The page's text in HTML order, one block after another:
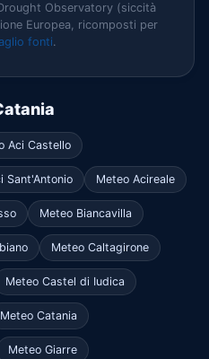
Observatory (siccità
Europea, ricomposti per
fonti.
Aci Castello
Sant'Antonio Meteo Acireale
Meteo Biancavilla
Meteo Caltagirone
Meteo Castel di Iudica
Meteo Catania
Meteo Giarre